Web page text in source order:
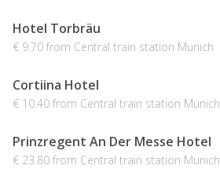
Hotel Torbräu
€ 9.70 from Central train station Munich
Cortiina Hotel
€ 10.40 from Central train station Munich
Prinzregent An Der Messe Hotel
€ 23.80 from Central train station Munich